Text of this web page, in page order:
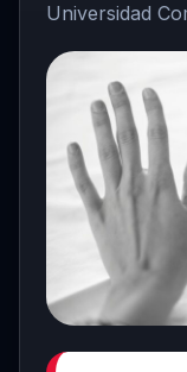
Universidad